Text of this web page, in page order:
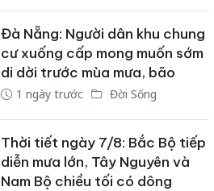
Đà Nẵng: Người dân khu chung
cư xuống cấp mong muốn sớm
di dời trước mùa mưa, bão
1 ngày trước Đời Sống
Thời tiết ngày 7/8: Bắc Bộ tiếp
diễn mưa lớn, Tây Nguyên và
Nam Bộ chiều tối có dông